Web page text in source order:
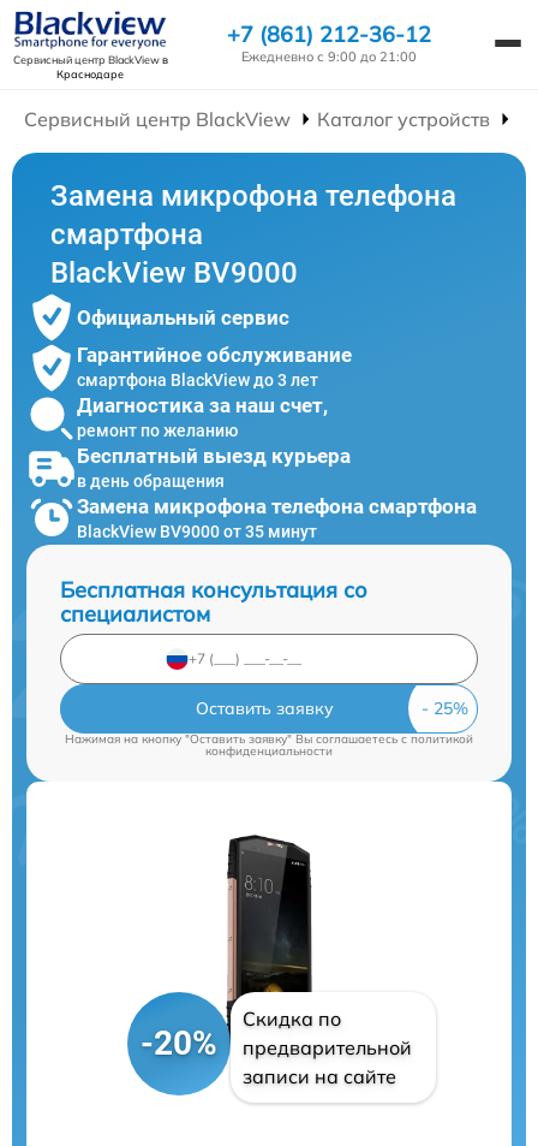
Сервисный центр BlackViewв
Краснодаре
+7 (861) 212-36-12
Ежедневно с 9:00 до 21:00
Сервисный центр BlackView Каталог устройств
Замена микрофона телефона
смартфона
BlackView BV9000
Официальный сервис
Гарантийное обслуживание
смартфона BlackView до 3 лет
Диагностика за наш счет,
ремонт по желанию
Бесплатный выезд курьера
в день обращения
Замена микрофона телефона смартфона
BlackView BV9000 от 35 минут
Бесплатная консультация со
специалистом
Оставить заявку
Нажимая на кнопку "Оставить заявку" Вы соглашаетесь cполитикой
конфиденциальности
-20%
Скидка по
предварительной
записи на сайте